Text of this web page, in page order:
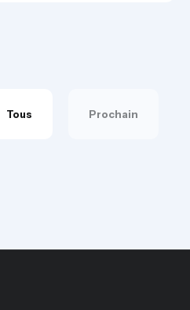
Tous Prochain